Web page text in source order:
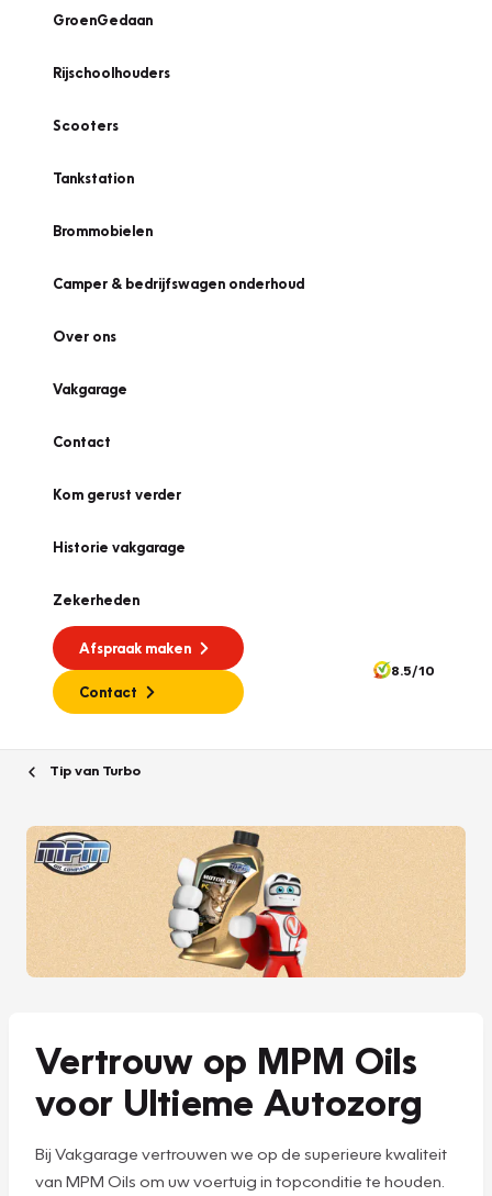
GroenGedaan
Rijschoolhouders
Scooters
Tankstation
Brommobielen
Camper & bedrijfswagen onderhoud
Over ons
Vakgarage
Contact
Kom gerust verder
Historie vakgarage
Zekerheden
Afspraak maken
Contact
8.5/10
Tip van Turbo
Vertrouw op MPM Oils
voor Ultieme Autozorg
Bij Vakgarage vertrouwen we op de superieure kwaliteit
van MPM Oils om uw voertuig in topconditie te houden.